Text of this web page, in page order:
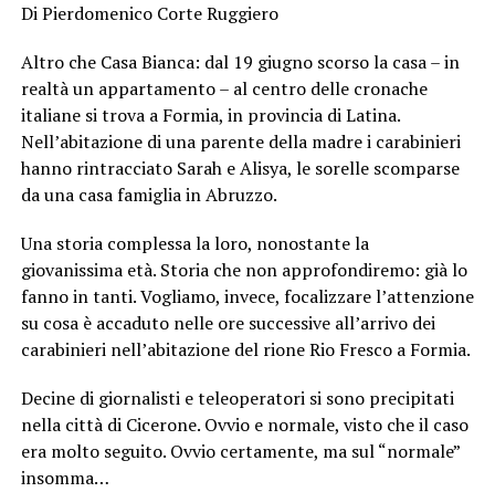
Di Pierdomenico Corte Ruggiero
Altro che Casa Bianca: dal 19 giugno scorso la casa – in
realtà un appartamento – al centro delle cronache
italiane si trova a Formia, in provincia di Latina.
Nell’abitazione di una parente della madre i carabinieri
hanno rintracciato Sarah e Alisya, le sorelle scomparse
da una casa famiglia in Abruzzo.
Una storia complessa la loro, nonostante la
giovanissima età. Storia che non approfondiremo: già lo
fanno in tanti. Vogliamo, invece, focalizzare l’attenzione
su cosa è accaduto nelle ore successive all’arrivo dei
carabinieri nell’abitazione del rione Rio Fresco a Formia.
Decine di giornalisti e teleoperatori si sono precipitati
nella città di Cicerone. Ovvio e normale, visto che il caso
era molto seguito. Ovvio certamente, ma sul “normale”
insomma…